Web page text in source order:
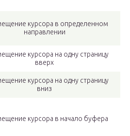
курсора в определенном
направлении
курсора на одну страницу
вверх
курсора на одну страницу
вниз
курсора в начало буфера